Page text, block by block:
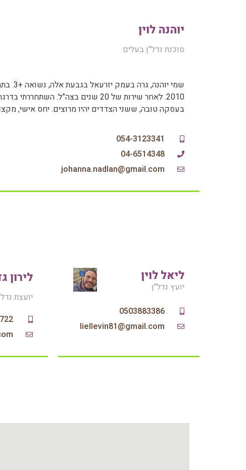
יוהנה לוין
סוכנת נדל"ן בעלים
שמי יוהנה,
2010. לאחר שירות של 20 שנים בצה”ל.
בעסקה טובה, ששני הצדדים יהיו מרוצים. יחס אישי,
054-3123341
04-6514348
johanna.nadlan@gmail.com‏
ליאל לוין
יועץ נדל"ן
0503883386
liellevin81@gmail.com
לירון
יועצת